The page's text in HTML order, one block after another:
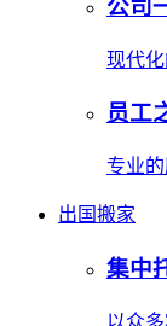
公司
现代
员工
专业
出国搬家
集中
以众